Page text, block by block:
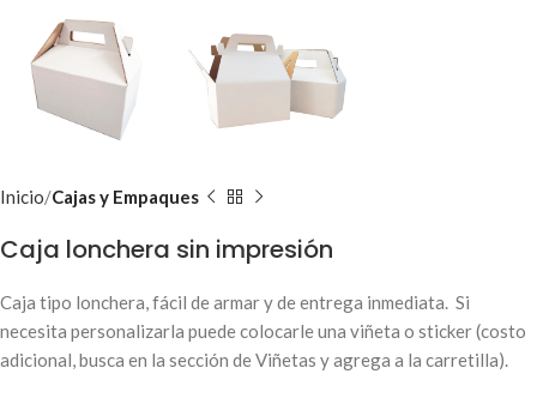
Inicio Cajas y Empaques
Caja lonchera sin impresión
Caja tipo lonchera, fácil de armar y de entrega inmediata. Si
necesita personalizarla puede colocarle una viñeta o sticker (costo
adicional, busca en la sección de Viñetas y agrega a la carretilla).